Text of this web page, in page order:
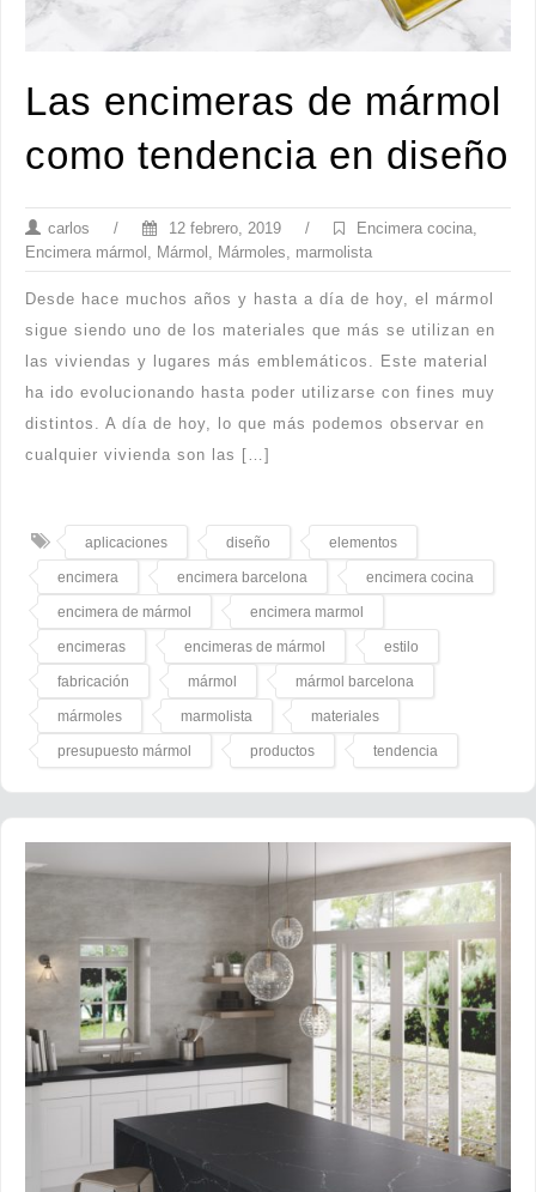
Las encimeras de mármol
como tendencia en diseño
carlos / 12 febrero, 2019 / Encimera cocina,
Encimera mármol , Mármol , Mármoles, marmolista
Desde hace muchos años y hasta a día de hoy, el mármol
sigue siendo uno de los materiales que más se utilizan en
las viviendas y lugares más emblemáticos. Este material
ha ido evolucionando hasta poder utilizarse con fines muy
distintos. A día de hoy, lo que más podemos observar en
cualquier vivienda son las […]
aplicaciones diseño elementos
encimera encimera barcelona encimera cocina
encimera de mármol encimera marmol
encimeras encimeras de mármol estilo
fabricación mármol mármol barcelona
mármoles marmolista materiales
presupuesto mármol productos tendencia